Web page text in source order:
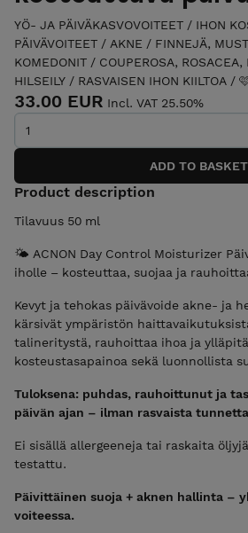
YÖ- JA PÄIVÄKASVOVOITEET / IHON
PÄIVÄVOITEET / AKNE / FINNEJÄ,
KOMEDONIT / COUPEROSA, ROSACEA,
HILSEILY / RASVAISEN IHON KIILTOA /
33.00 EUR Incl. VAT 25.50%
Product description
Tilavuus 50 ml
🌤 ACNON Day Control Moisturizer
iholle – kosteuttaa, suojaa ja
Kevyt ja tehokas päivävoide akne- ja
kärsivät ympäristön
talineritystä, rauhoittaa ihoa ja
kosteustasapainoa sekä luonnollista
Tuloksena: puhdas, rauhoittunut ja
päivän ajan – ilman rasvaista
Ei sisällä allergeeneja tai raskaita
testattu.
Päivittäinen suoja + aknen hallinta –
voiteessa.